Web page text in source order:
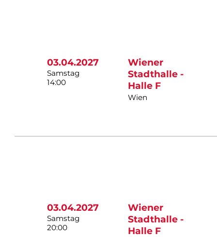
03.04.2027
Samstag
14:00
Wiener
Stadthalle -
Halle F
Wien
03.04.2027
Samstag
20:00
Wiener
Stadthalle -
Halle F